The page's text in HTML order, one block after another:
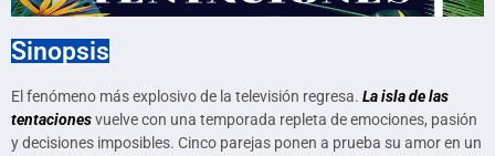
Sinopsis
El fenómeno más explosivo de la televisión regresa. La isla de las
tentacionesvuelve con una temporada repleta de emociones, pasión
y decisiones imposibles. Cinco parejas ponen a prueba su amor en un